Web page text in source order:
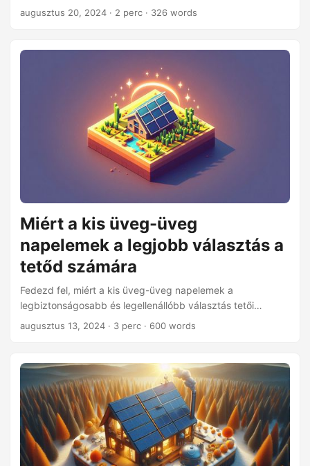
forgatókönyvekben, a háztartásoktól a vállalkozásokig, és
augusztus 20, 2024 · 2 perc · 326 words
Miért a kis üveg-üveg
napelemek a legjobb választás a
tetőd számára
Fedezd fel, miért a kis üveg-üveg napelemek a
legbiztonságosabb és legellenállóbb választás tetői
telepítésekhez, biztosítva a hosszú távú teljesítményt és a
augusztus 13, 2024 · 3 perc · 600 words